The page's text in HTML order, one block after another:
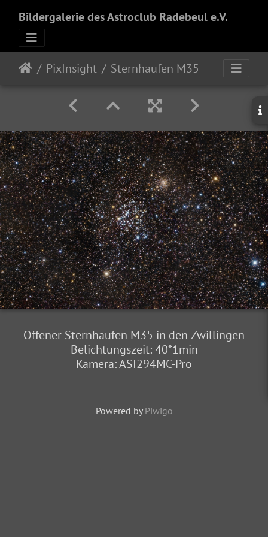
Bildergalerie des Astroclub Radebeul e.V.
PixInsight Sternhaufen M35
Offener Sternhaufen M35 in den Zwillingen
Belichtungszeit: 40*1min
Kamera: ASI294MC-Pro
Powered by Piwigo